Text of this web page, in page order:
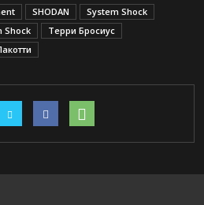
SHODAN
System Shock
Shock
Терри Бросиус